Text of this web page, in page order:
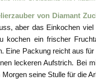
von Diamant
aber das Einkochen
kochen ein frischer
Eine Packung reicht aus
leckeren Aufstrich. Bei
Morgen seine Stulle für die